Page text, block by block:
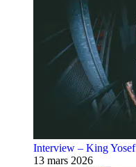
Interview – King Yosef
13 mars 2026